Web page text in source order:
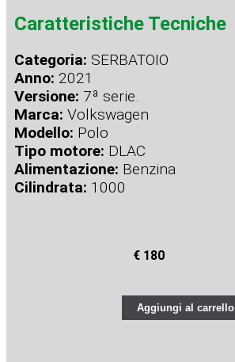
Caratteristiche Tecniche
Categoria: SERBATOIO
Anno: 2021
Versione: 7ª serie.
Marca: Volkswagen
Modello: Polo
Tipo motore: DLAC
Alimentazione: Benzina
Cilindrata: 1000
€ 180
Aggiungi al carrello